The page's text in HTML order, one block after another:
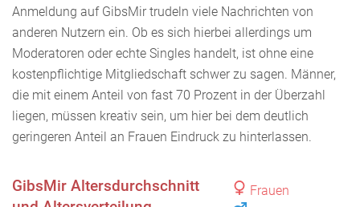
Anmeldung auf GibsMir trudeln viele Nachrichten von
anderen Nutzern ein. Ob es sich hierbei allerdings um
Moderatoren oder echte Singles handelt, ist ohne eine
kostenpflichtige Mitgliedschaft schwer zu sagen. Männer,
die mit einem Anteil von fast 70 Prozent in der Überzahl
liegen, müssen kreativ sein, um hier bei dem deutlich
geringeren Anteil an Frauen Eindruck zu hinterlassen.
Frauen
GibsMir Altersdurchschnitt